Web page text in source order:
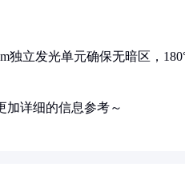
立发光单元确保无暗区，
加详细的信息参考～